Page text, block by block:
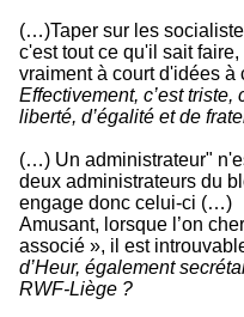
(…)Taper sur les
c'est tout ce qu'il sait
vraiment à court d'idées
Effectivement, c’est
liberté, d’égalité et de
(…) Un administrateur"
deux administrateurs du
engage donc celui-ci (…)
Amusant, lorsque l’on
associé », il est
d’Heur, également
RWF-Liège ?